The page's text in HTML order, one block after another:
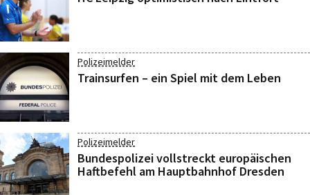
Polizeimelder
Trainsurfen – ein Spiel mit dem Leben
Polizeimelder
Bundespolizei vollstreckt europäischen
Haftbefehl am Hauptbahnhof Dresden